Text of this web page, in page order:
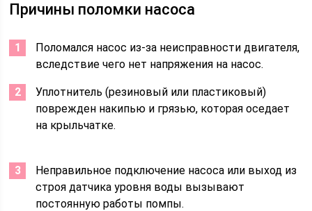
Причины поломки насоса
Поломался насос из-за неисправности двигателя,
вследствие чего нет напряжения на насос.
Уплотнитель (резиновый или пластиковый)
поврежден накипью и грязью, которая оседает
на крыльчатке.
Неправильное подключение насоса или выход из
строя датчика уровня воды вызывают
постоянную работы помпы.